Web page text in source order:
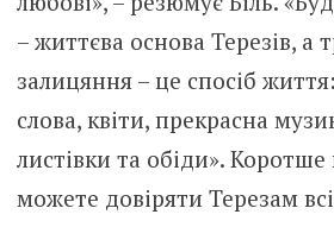
– життєва основа Терезів, а
залицяння – це спосіб
слова, квіти, прекрасна
листівки та обіди».
можете довіряти Терезам